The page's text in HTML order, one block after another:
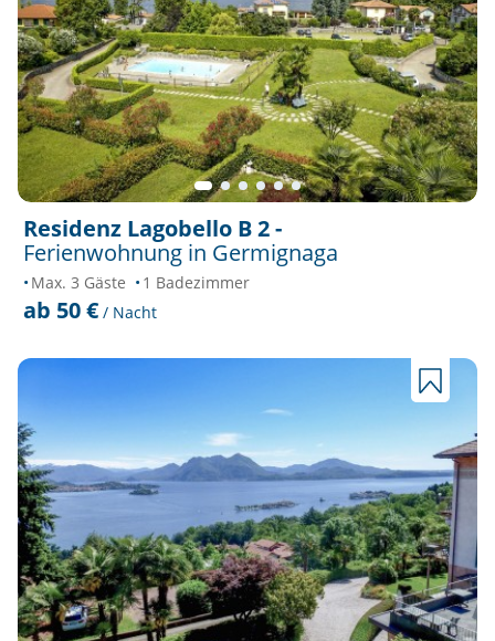
Residenz Lagobello B 2 -
Ferienwohnung in Germignaga
Max. 3 Gäste 1 Badezimmer
ab 50 € / Nacht